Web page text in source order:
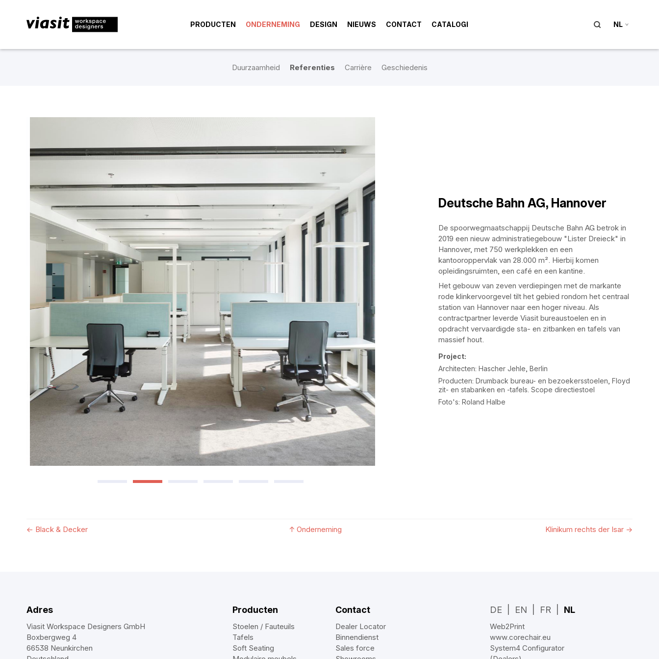
PRODUCTEN ONDERNEMING DESIGN NIEUWS CONTACT CATALOGI NL
Duurzaamheid Referenties Carrière Geschiedenis
Deutsche Bahn AG, Hannover
De spoorwegmaatschappij Deutsche Bahn AG betrok in
2019 een nieuw administratiegebouw "Lister Dreieck" in
Hannover, met 750 werkplekken en een
kantooroppervlak van 28.000 m². Hierbij komen
opleidingsruimten, een café en een kantine.
Het gebouw van zeven verdiepingen met de markante
rode klinkervoorgevel tilt het gebied rondom het centraal
station van Hannover naar een hoger niveau. Als
contractpartner leverde Viasit bureaustoelen en in
opdracht vervaardigde sta- en zitbanken en tafels van
massief hout.
Project:
Architecten: Hascher Jehle, Berlin
Producten: Drumback bureau- en bezoekersstoelen, Floyd
zit- en stabanken en -tafels. Scope directiestoel
Foto's: Roland Halbe
← Black & Decker ↑Onderneming Klinikum rechts der Isar →
Adres
Viasit Workspace Designers GmbH
Boxbergweg 4
66538 Neunkirchen
Producten
Stoelen / Fauteuils
Tafels
Soft Seating
Contact
Dealer Locator
Binnendienst
Sales force
DE EN FR NL
Web2Print
www.corechair.eu
System4 Configurator